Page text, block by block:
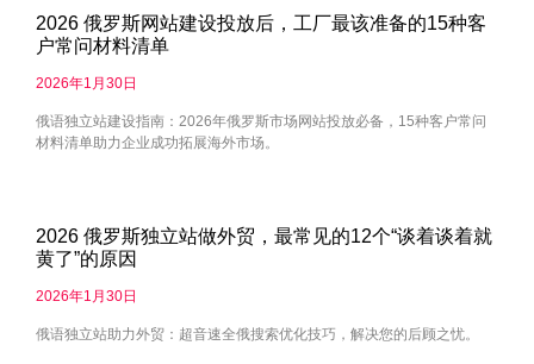
2026 俄罗斯网站建设投放后，工厂最该准备的15种客
户常问材料清单
2026年1月30日
俄语独立站建设指南：2026年俄罗斯市场网站投放必备，15种客户常问
材料清单助力企业成功拓展海外市场。
2026 俄罗斯独立站做外贸，最常见的12个“谈着谈着就
黄了”的原因
2026年1月30日
俄语独立站助力外贸：超音速全俄搜索优化技巧，解决您的后顾之忧。